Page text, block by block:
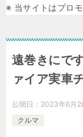
※ 当サイトはプロ
遠巻きにで
ァイア実車
公開日： 2023年6月
クルマ